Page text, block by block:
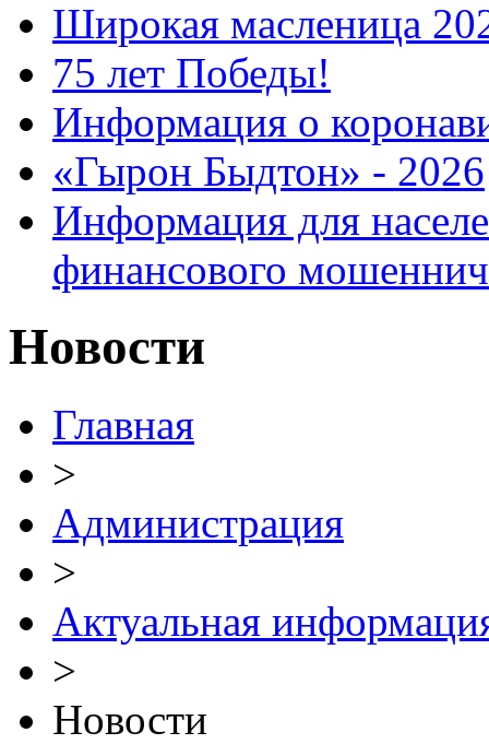
Широкая масленица
75 лет Победы!
Информация о
«Гырон Быдтон» - 2026
Информация для
финансового
Новости
Главная
>
Администрация
>
Актуальная
>
Новости